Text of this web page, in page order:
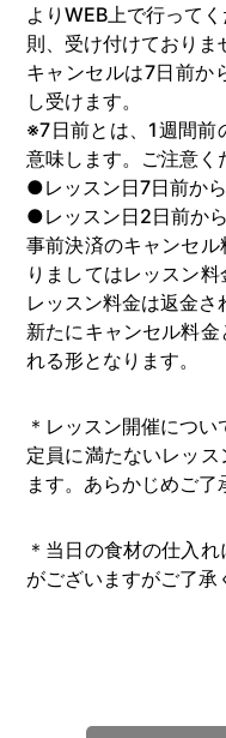
よりWEB上で行って
則、受け付けておりま
キャンセルは7日前か
し受けます。
※7日前とは、1週間前
意味します。ご注意く
●レッスン日7日前か
●レッスン日2日前か
事前決済のキャンセ
りましてはレッスン料
レッスン料金は返金さ
新たにキャンセル料
れる形となります。
＊レッスン開催につい
定員に満たないレッ
ます。あらかじめご了
＊当日の食材の仕入
がございますがご了承